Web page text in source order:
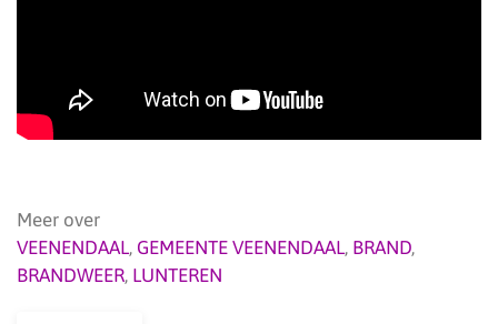
Meer over
VEENENDAAL, GEMEENTE VEENENDAAL, BRAND,
BRANDWEER, LUNTEREN